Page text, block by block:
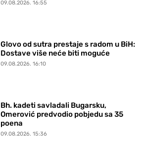
09.08.2026. 16:55
Glovo od sutra prestaje s radom u BiH:
Dostave više neće biti moguće
09.08.2026. 16:10
Bh. kadeti savladali Bugarsku,
Omerović predvodio pobjedu sa 35
poena
09.08.2026. 15:36